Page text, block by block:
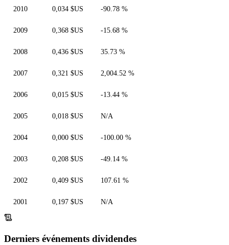
2010 0,034 $US -90.78 %
2009 0,368 $US -15.68 %
2008 0,436 $US 35.73 %
2007 0,321 $US 2,004.52 %
2006 0,015 $US -13.44 %
2005 0,018 $US N/A
2004 0,000 $US -100.00 %
2003 0,208 $US -49.14 %
2002 0,409 $US 107.61 %
2001 0,197 $US N/A
Derniers événements dividendes